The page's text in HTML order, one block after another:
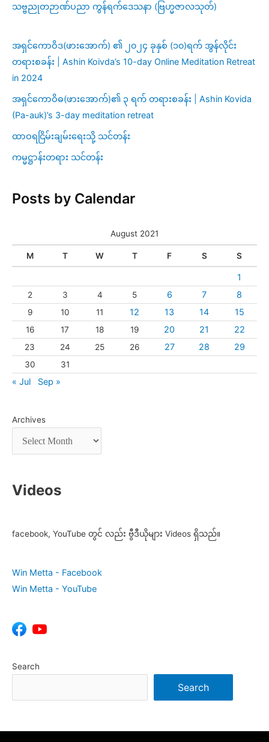
သဗ္ဗညုတဉာဏ်ပညာ ကွန်ရက်ဒေသနာ (ဗြဟ္မဇာလသုတ်)
အရှင်ကောဝိဒ(ဖားအောက်) ၏ ၂၀၂၄ ခုနှစ် (၁၀)ရက် အွန်လိုင်း
တရားစခန်း | Ashin Koivda’s 10-day Online Meditation Retreat
in 2024
အရှင်ကောဝိဓ(ဖားအောက်)၏ ၃ ရက် တရားစခန်း | Ashin Kovida
(Pa-auk)’s 3-day meditation retreat
ထာဝရငြိမ်းချမ်းရေးသို့ သင်တန်း
ကမ္မဋ္ဌာန်းတရား သင်တန်း
Posts by Calendar
August 2021
M T W T F S S
1
2 3 4 5 6 7 8
9 10 11 12 13 14 15
16 17 18 19 20 21 22
23 24 25 26 27 28 29
30 31
« Jul Sep »
Archives
Videos
facebook, YouTube တွင် လည်း ဗွီဒီယိုများ Videos ရှိသည်။
Win Metta - Facebook
Win Metta - YouTube
Search
Search